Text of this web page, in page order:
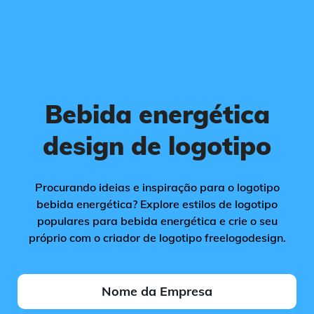
Bebida energética
design de logotipo
Procurando ideias e inspiração para o logotipo
bebida energética? Explore estilos de logotipo
populares para bebida energética e crie o seu
próprio com o criador de logotipo freelogodesign.